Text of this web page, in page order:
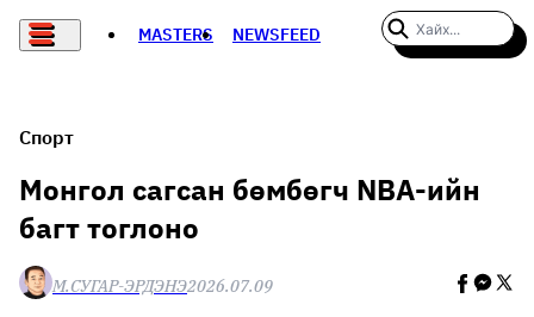
MASTERS NEWSFEED
THE NEW YORK TIMES
НАДАД НЭГ САНАЛ БАЙНА
Спорт
Монгол сагсан бөмбөгч NBA-ийн
багт тоглоно
М.СУГАР-ЭРДЭНЭ2026.07.09